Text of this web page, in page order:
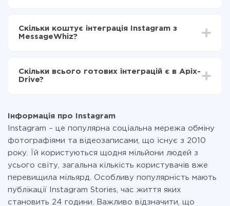
Тепер дані будуть автоматично передаватися з
Instagram в MessageWhiz
становити від 5-ти до 30-хвилин. У середньому
налаштування займає 10-15 хвилин.
Скільки коштує інтеграція Instagram з
MessageWhiz?
Ви оплачуєте лише кількість даних, які за фактом
передаються з однієї вашої системи в іншу через
при необхідності. Детальніше про
Скільки всього готових інтеграцій є в Apix-
Drive?
Інформація про Instagram
Instagram – це популярна соціальна мережа обміну
фотографіями та відеозаписами, що існує з 2010
року. Їй користуються щодня мільйони людей з
усього світу, загальна кількість користувачів вже
перевищила мільярд. Особливу популярність мають
публікації Instagram Stories, час життя яких
становить 24 години. Важливо відзначити, що